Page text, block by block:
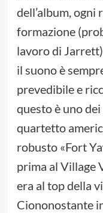
dell’album, ogni
formazione
lavoro di
il suono è
prevedibile e
questo è uno
quartetto
robusto «Fort
prima al Village
era al top della
Ciononostante